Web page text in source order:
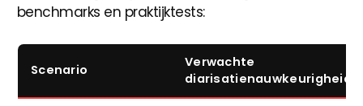
benchmarks en praktijktests:
Scenario
Verwachte
diarisatienauwkeurigheid